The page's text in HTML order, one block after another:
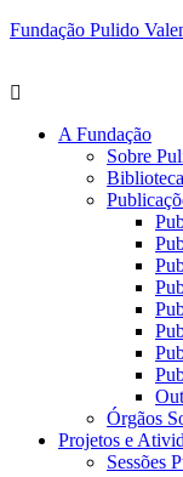
Fundação Pulido
A Fundação
Sobre
Biblioteca
Órgãos
Projetos e
Sessões